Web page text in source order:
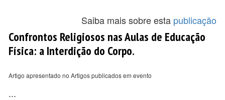
Saiba mais sobre esta publicação
Confrontos Religiosos nas Aulas de Educação
Física: a Interdição do Corpo.
Artigo apresentado no Artigos publicados em evento
...